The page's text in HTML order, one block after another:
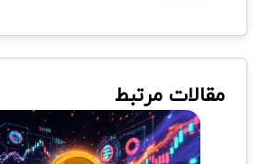
مقالات مرتبط